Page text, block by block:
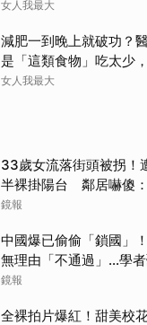
女人我最大
減肥一到晚上就破功？
是「這類食物」吃太少
易瘦！
女人我最大
33歲女流落街頭被拐！
半裸掛陽台 鄰居嚇傻
主謀竟與妻小同住
鏡報
中國爆已偷偷「鎖國」
無理由「不通過」...學
鏡報
全裸拍片爆紅！甜美校
取消